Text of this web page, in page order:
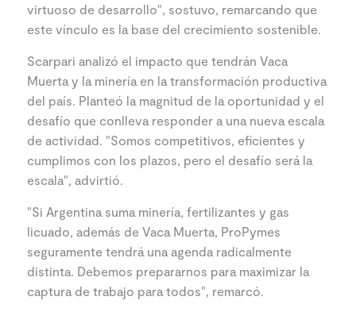
virtuoso de desarrollo", sostuvo, remarcando que
este vínculo es la base del crecimiento sostenible.
Scarpari analizó el impacto que tendrán Vaca
Muerta y la minería en la transformación productiva
del país. Planteó la magnitud de la oportunidad y el
desafío que conlleva responder a una nueva escala
de actividad. "Somos competitivos, eficientes y
cumplimos con los plazos, pero el desafío será la
escala", advirtió.
"Si Argentina suma minería, fertilizantes y gas
licuado, además de Vaca Muerta, ProPymes
seguramente tendrá una agenda radicalmente
distinta. Debemos prepararnos para maximizar la
captura de trabajo para todos", remarcó.